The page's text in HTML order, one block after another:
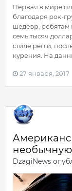
Первая в мире
благодаря рок-
шедевр, ребятам
семь тысяч
стиле регги,
курения. На
27 января, 2017
необычную
DzagiNews